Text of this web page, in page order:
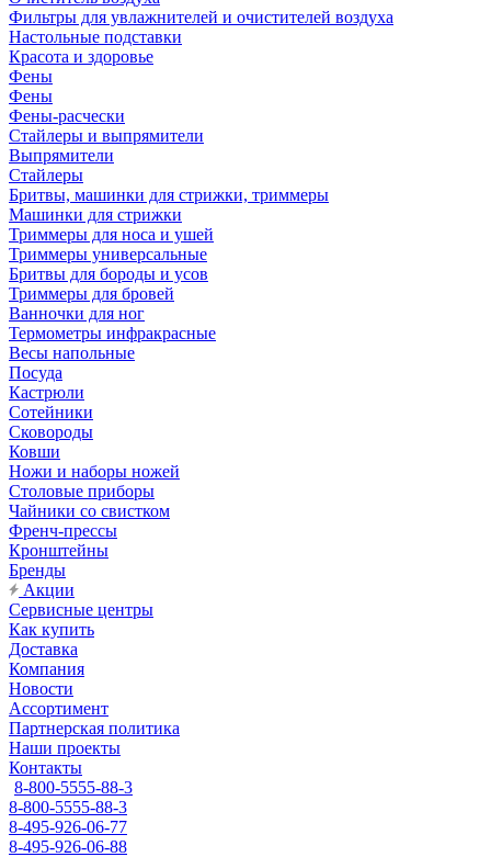
Фильтры для увлажнителей и очистителей воздуха
Настольные подставки
Красота и здоровье
Фены
Фены
Фены-расчески
Стайлеры и выпрямители
Выпрямители
Стайлеры
Бритвы, машинки для стрижки, триммеры
Машинки для стрижки
Триммеры для носа и ушей
Триммеры универсальные
Бритвы для бороды и усов
Триммеры для бровей
Ванночки для ног
Термометры инфракрасные
Весы напольные
Посуда
Кастрюли
Сотейники
Сковороды
Ковши
Ножи и наборы ножей
Столовые приборы
Чайники со свистком
Френч-прессы
Кронштейны
Бренды
Акции
Сервисные центры
Как купить
Доставка
Компания
Новости
Ассортимент
Партнерская политика
Наши проекты
Контакты
8-800-5555-88-3
8-800-5555-88-3
8-495-926-06-77
8-495-926-06-88